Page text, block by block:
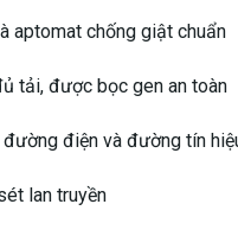
aptomat chống giật chuẩn
tải, được bọc gen an toàn
đường điện và đường tín
lan truyền